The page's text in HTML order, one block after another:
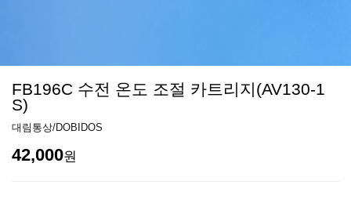
FB196C 수전 온도 조절 카트리지(AV130-1
S)
대림통상/DOBIDOS
42,000원